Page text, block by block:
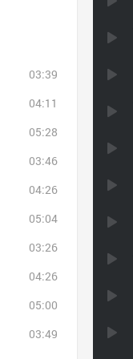
03:39
04:11
05:28
03:46
04:26
05:04
03:26
04:26
05:00
03:49